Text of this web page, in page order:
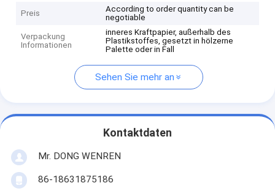
Preis
According to order quantity can be
negotiable
Verpackung
Informationen
inneres Kraftpapier, außerhalb des
Plastikstoffes, gesetzt in hölzerne
Palette oder in Fall
Sehen Sie mehr an
Kontaktdaten
Mr. DONG WENREN
86-18631875186